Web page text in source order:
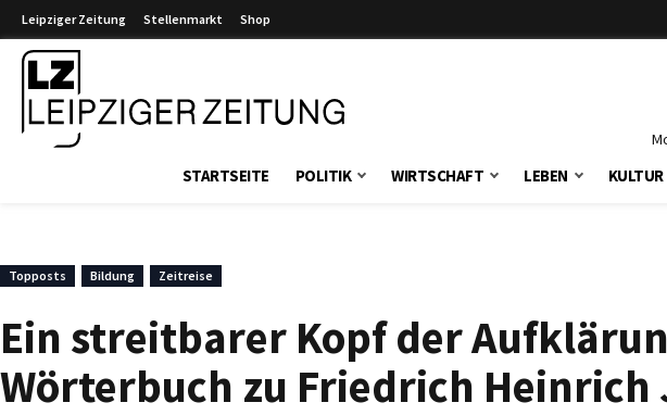
Leipziger Zeitung Stellenmarkt Shop
STARTSEITE POLITIK WIRTSCHAFT LEBEN KULTUR
Topposts Bildung Zeitreise
Ein streitbarer Kopf der
Wörterbuch zu Friedrich Heinrich